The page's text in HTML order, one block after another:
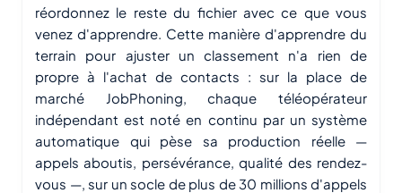
réordonnez le reste du fichier avec ce que vous
venez d'apprendre. Cette manière d'apprendre du
terrain pour ajuster un classement n'a rien de
propre à l'achat de contacts : sur la place de
marché JobPhoning, chaque téléopérateur
indépendant est noté en continu par un système
automatique qui pèse sa production réelle —
appels aboutis, persévérance, qualité des rendez-
vous —, sur un socle de plus de 30 millions d'appels